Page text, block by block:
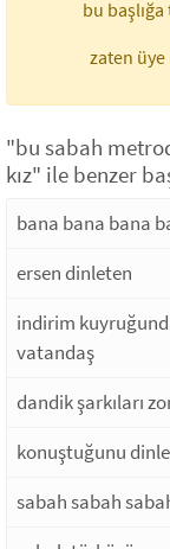
bu
zaten
"bu sabah
kız" ile benzer
bana bana bana
ersen dinleten
indirim
vatandaş
dandik şarkıları
konuştuğunu
sabah sabah